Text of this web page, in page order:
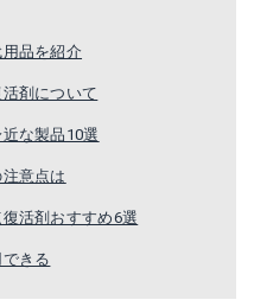
品を紹介
剤について
な製品10選
意点は
活剤おすすめ6選
きる